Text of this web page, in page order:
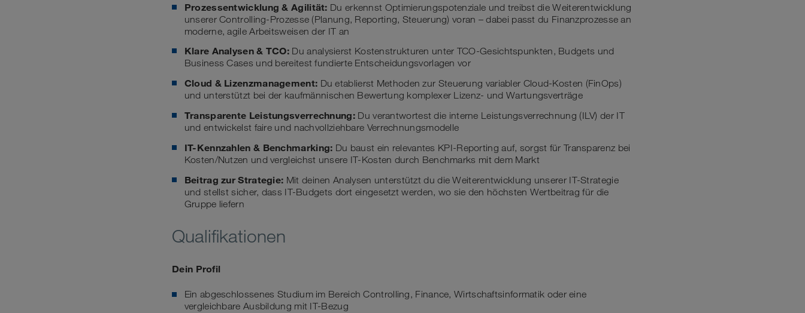
Prozessentwicklung & Agilität: Du erkennst Optimierungspotenziale und treibst die Weiterentwicklung
unserer Controlling-Prozesse (Planung, Reporting, Steuerung) voran – dabei passt du Finanzprozesse an
moderne, agile Arbeitsweisen der IT an
Klare Analysen & TCO: Du analysierst Kostenstrukturen unter TCO-Gesichtspunkten, Budgets und
Business Cases und bereitest fundierte Entscheidungsvorlagen vor
Cloud & Lizenzmanagement: Du etablierst Methoden zur Steuerung variabler Cloud-Kosten (FinOps)
und unterstützt bei der kaufmännischen Bewertung komplexer Lizenz- und Wartungsverträge
Transparente Leistungsverrechnung: Du verantwortest die interne Leistungsverrechnung (ILV) der IT
und entwickelst faire und nachvollziehbare Verrechnungsmodelle
IT-Kennzahlen & Benchmarking: Du baust ein relevantes KPI-Reporting auf, sorgst für Transparenz bei
Kosten/Nutzen und vergleichst unsere IT-Kosten durch Benchmarks mit dem Markt
Beitrag zur Strategie: Mit deinen Analysen unterstützt du die Weiterentwicklung unserer IT-Strategie
und stellst sicher, dass IT-Budgets dort eingesetzt werden, wo sie den höchsten Wertbeitrag für die
Gruppe liefern
Qualifikationen
Dein Profil
Ein abgeschlossenes Studium im Bereich Controlling, Finance, Wirtschaftsinformatik oder eine
vergleichbare Ausbildung mit IT-Bezug